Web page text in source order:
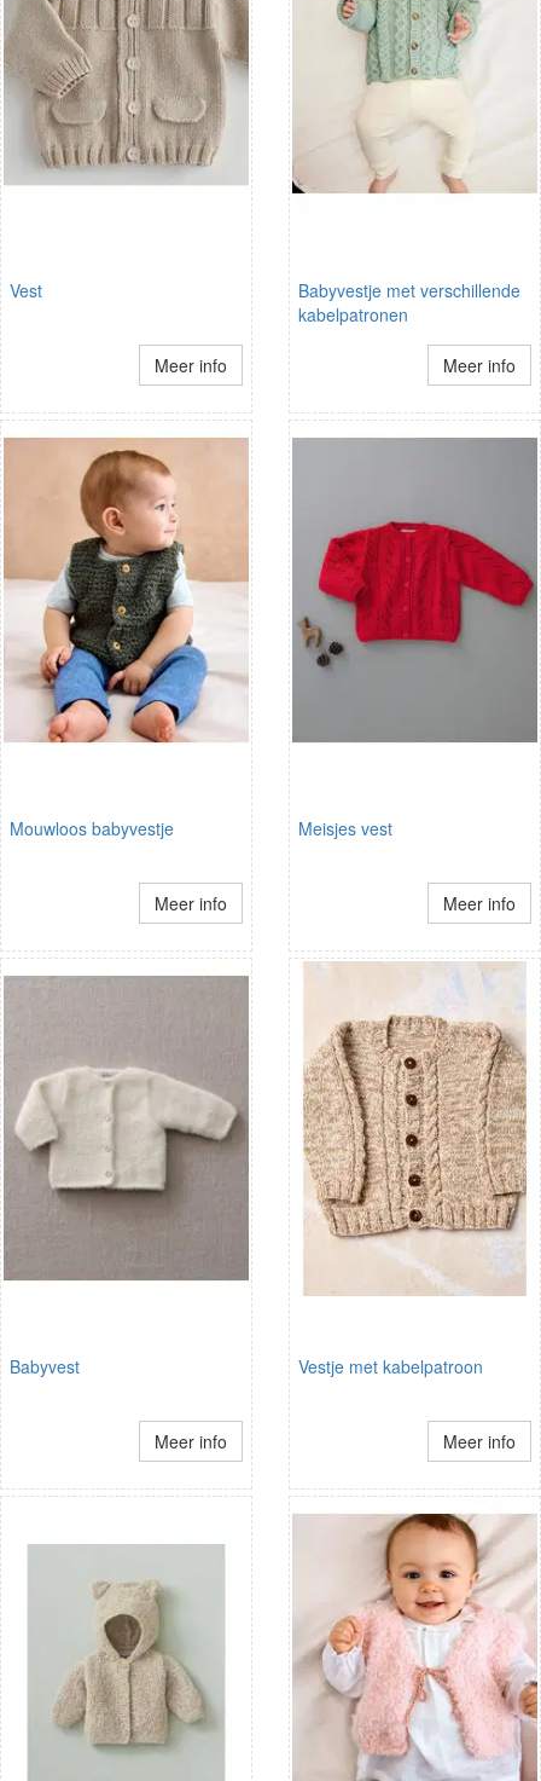
Vest
Meer info
Babyvestje met verschillende
kabelpatronen
Meer info
Mouwloos babyvestje
Meer info
Meisjes vest
Meer info
Babyvest
Meer info
Vestje met kabelpatroon
Meer info